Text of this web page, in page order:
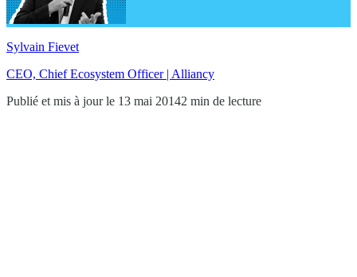
Sylvain Fievet
CEO, Chief Ecosystem Officer | Alliancy
Publié et mis à jour le 13 mai 20142 min de lecture